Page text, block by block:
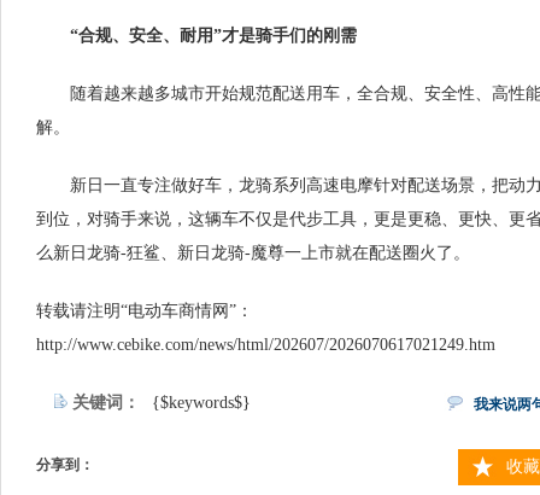
“合规、安全、耐用”才是骑手们的刚需
随着越来越多城市开始规范配送用车，全合规、安全性、高性
解。
新日一直专注做好车，龙骑系列高速电摩针对配送场景，把动
到位，对骑手来说，这辆车不仅是代步工具，更是更稳、更快、更
么新日龙骑-狂鲨、新日龙骑-魔尊一上市就在配送圈火了。
转载请注明“电动车商情网”：
http://www.cebike.com/news/html/202607/2026070617021249.htm
关键词： {$keywords$} 我来说两
分享到： 收